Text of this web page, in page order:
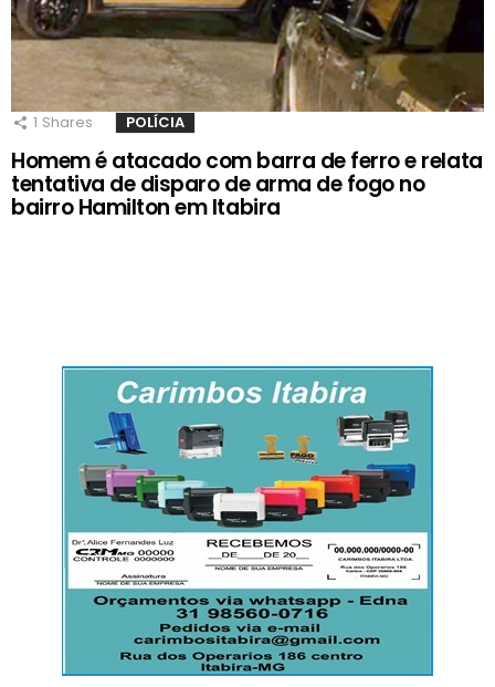
1 Shares POLÍCIA
Homem é atacado com barra de ferro e relata
tentativa de disparo de arma de fogo no
bairro Hamilton em Itabira